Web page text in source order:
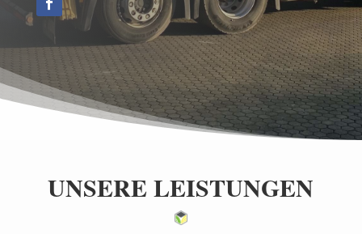
UNSERE LEISTUNGEN